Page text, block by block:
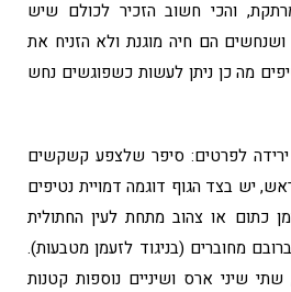
והכי חשוב הזכיר לכולם שיש
הם חיה מוגנת ולא הזניח את
מה כן ניתן לעשות כשפוגשים נחש
ירידה לפרטים: סיפר שלצפע קשקשים
יש בצד הגוף דוגמה דמויית נטיפים
כתום או צהוב מתחת לעין החתולית
מחוברים (בניגוד לזעמן מטבעות).
שיני ארס ושיניים נוספות קטנות